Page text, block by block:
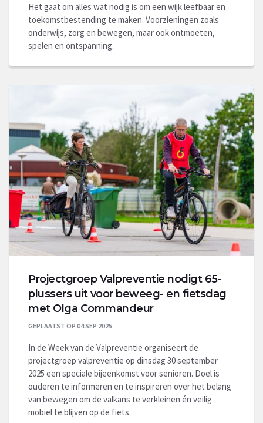
Het gaat om alles wat nodig is om een wijk leefbaar en
toekomstbestending te maken. Voorzieningen zoals
onderwijs, zorg en bewegen, maar ook ontmoeten,
spelen en ontspanning.
Projectgroep Valpreventie nodigt 65-
plussers uit voor beweeg- en fietsdag
met Olga Commandeur
GEPLAATST OP 04 SEP 2025
In de Week van de Valpreventie organiseert de
projectgroep valpreventie op dinsdag 30 september
2025 een speciale bijeenkomst voor senioren. Doel is
ouderen te informeren en te inspireren over het belang
van bewegen om de valkans te verkleinen én veilig
mobiel te blijven op de fiets.